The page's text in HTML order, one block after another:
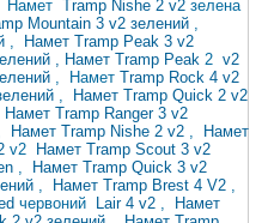
Намет Tramp Nishe 2 v2 зелена
Mountain 3 v2 зелений ,
,
Намет Tramp Peak 3 v2
, Намет Tramp Peak 2 v2
, Намет Tramp Rock 4 v2
,
Намет Tramp Quick 2 v2
Намет Tramp Ranger 3 v2
Намет Tramp Nishe 2 v2 ,
Намет
v2
Намет Tramp Scout 3 v2
,
Намет Tramp Quick 3 v2
, Намет Tramp Brest 4 V2 ,
червоний Lair 4 v2 ,
Намет